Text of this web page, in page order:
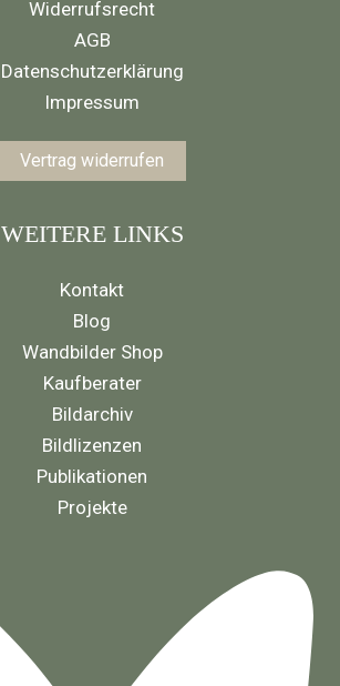
Widerrufsrecht
AGB
Datenschutzerklärung
Impressum
Vertrag widerrufen
WEITERE LINKS
Kontakt
Blog
Wandbilder Shop
Kaufberater
Bildarchiv
Bildlizenzen
Publikationen
Projekte